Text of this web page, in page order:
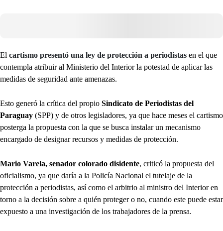
El cartismo presentó una ley de protección a periodistas en el que
contempla atribuir al Ministerio del Interior la potestad de aplicar las
medidas de seguridad ante amenazas.
Esto generó la crítica del propio Sindicato de Periodistas del
Paraguay (SPP) y de otros legisladores, ya que hace meses el cartismo
posterga la propuesta con la que se busca instalar un mecanismo
encargado de designar recursos y medidas de protección.
Mario Varela, senador colorado disidente, criticó la propuesta del
oficialismo, ya que daría a la Policía Nacional el tutelaje de la
protección a periodistas, así como el arbitrio al ministro del Interior en
torno a la decisión sobre a quién proteger o no, cuando este puede estar
expuesto a una investigación de los trabajadores de la prensa.